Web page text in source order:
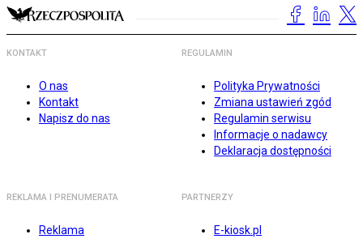
KONTAKT
O nas
Kontakt
Napisz do nas
REGULAMIN
Polityka Prywatności
Zmiana ustawień zgód
Regulamin serwisu
Informacje o nadawcy
Deklaracja dostępności
REKLAMA I PRENUMERATA
Reklama
PARTNERZY
E-kiosk.pl